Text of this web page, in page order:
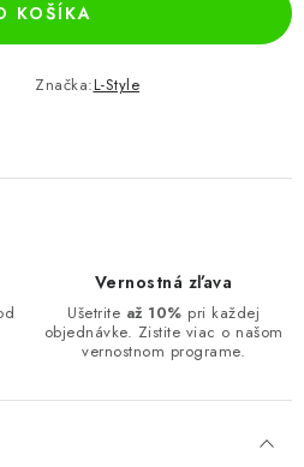
KOŠÍKA
Značka:L-Style
Vernostná zľava
Ušetrite až 10% pri každej
objednávke. Zistite viac o našom
vernostnom programe.